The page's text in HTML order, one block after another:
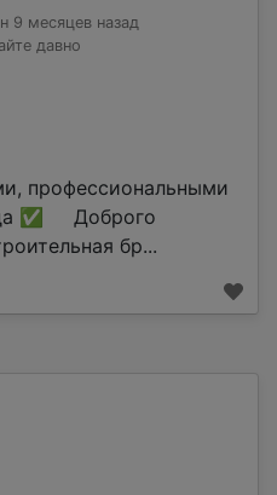
9 месяцев назад
давно
профессиональными
✅ Доброго
бр...